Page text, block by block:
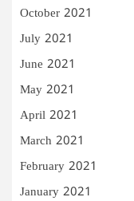
October 2021
July 2021
June 2021
May 2021
April 2021
March 2021
February 2021
January 2021